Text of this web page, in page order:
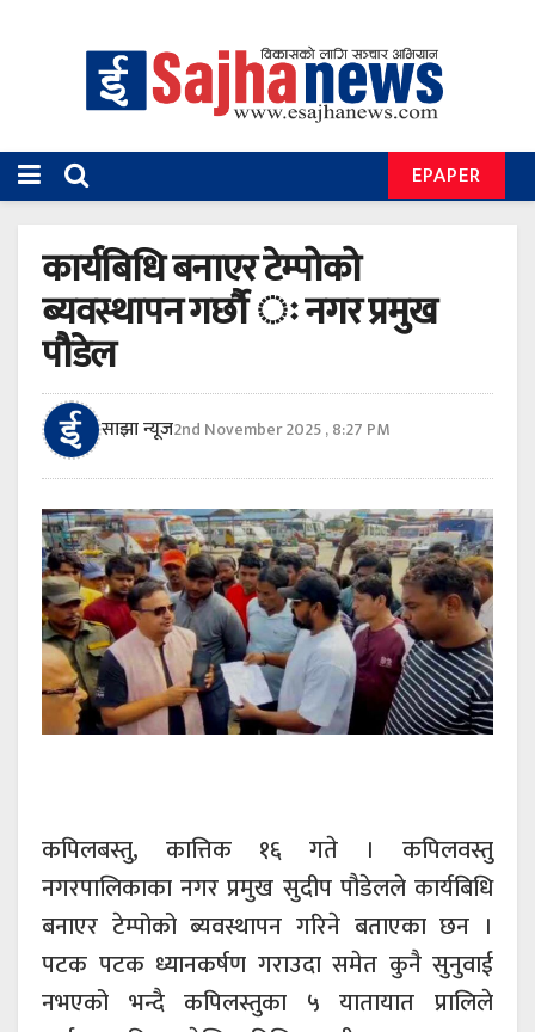
EPAPER
कार्यबिधि बनाएर टेम्पोको
ब्यवस्थापन गर्छौ ः नगर प्रमुख
पौडेल
साझा न्यूज2nd November 2025 , 8:27 PM
कपिलबस्तु, कात्तिक १६ गते । कपिलवस्तु
नगरपालिकाका नगर प्रमुख सुदीप पौडेलले कार्यबिधि
बनाएर टेम्पोको ब्यवस्थापन गरिने बताएका छन ।
पटक पटक ध्यानकर्षण गराउदा समेत कुनै सुनुवाई
नभएको भन्दै कपिलस्तुका ५ यातायात प्रालिले